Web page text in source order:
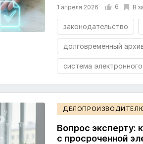
1 апреля 2026 6 В
законодательство
долговременный
система
Вопрос эксперту:
с просроченной